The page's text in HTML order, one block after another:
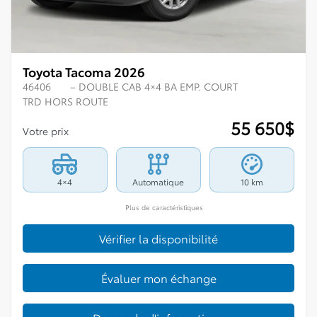
Toyota Tacoma 2026
46406
– DOUBLE CAB 4×4 BA EMP. COURT
TRD HORS ROUTE
Votre prix 55 650$
4×4 Automatique 10 km
Plus de caractéristiques
Vérifier la disponibilité
Évaluer mon échange